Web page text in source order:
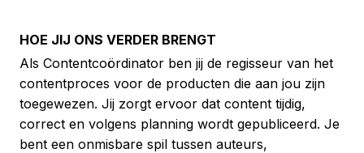
HOE JIJ ONS VERDER BRENGT
Als Contentcoördinator ben jij de regisseur van het
contentproces voor de producten die aan jou zijn
toegewezen. Jij zorgt ervoor dat content tijdig,
correct en volgens planning wordt gepubliceerd. Je
bent een onmisbare spil tussen auteurs,